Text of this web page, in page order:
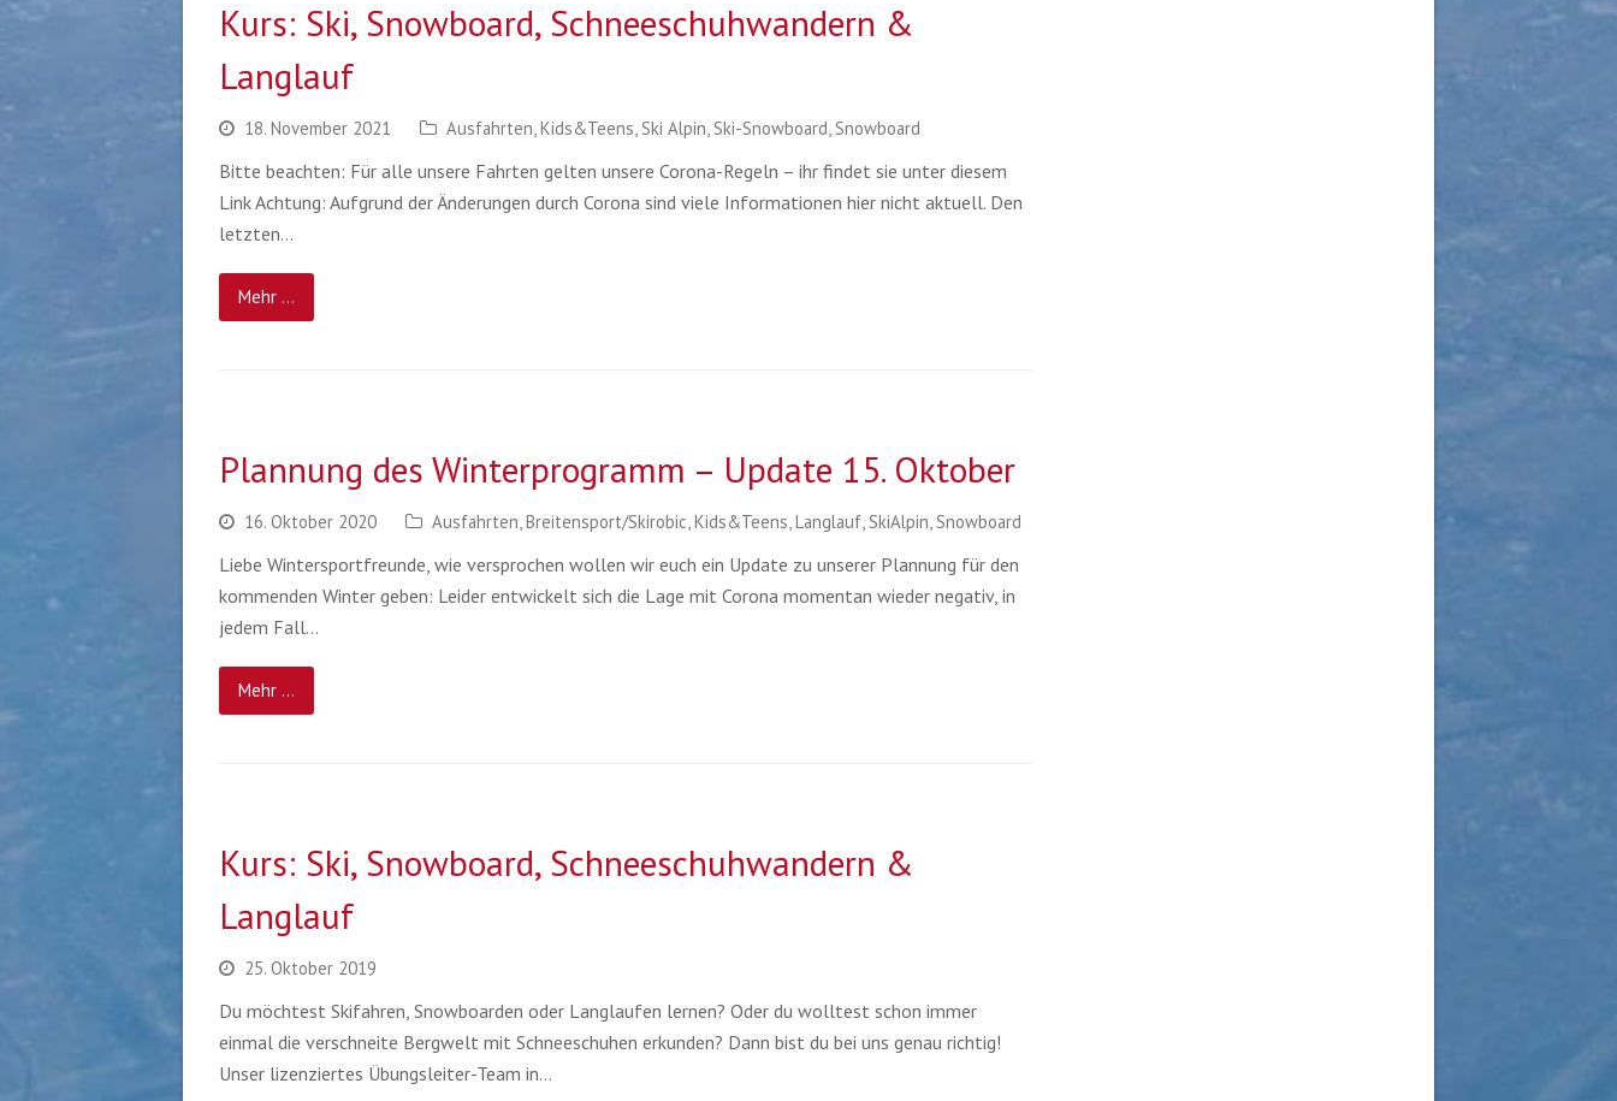
Kurs: Ski, Snowboard, Schneeschuhwandern &
Langlauf
18. November 2021 Ausfahrten,Kids&Teens,Ski Alpin,Ski-Snowboard,Snowboard
Bitte beachten: Für alle unsere Fahrten gelten unsere Corona-Regeln – ihr findet sie unter diesem
Link Achtung: Aufgrund der Änderungen durch Corona sind viele Informationen hier nicht aktuell. Den
letzten…
Mehr ...
Plannung des Winterprogramm – Update 15. Oktober
16. Oktober 2020 Ausfahrten,Breitensport/Skirobic,Kids&Teens,Langlauf,SkiAlpin,Snowboard
Liebe Wintersportfreunde, wie versprochen wollen wir euch ein Update zu unserer Plannung für den
kommenden Winter geben: Leider entwickelt sich die Lage mit Corona momentan wieder negativ, in
jedem Fall…
Mehr ...
Kurs: Ski, Snowboard, Schneeschuhwandern &
Langlauf
25. Oktober 2019
Du möchtest Skifahren, Snowboarden oder Langlaufen lernen? Oder du wolltest schon immer
einmal die verschneite Bergwelt mit Schneeschuhen erkunden? Dann bist du bei uns genau richtig!
Unser lizenziertes Übungsleiter-Team in…